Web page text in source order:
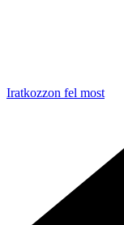
Iratkozzon fel most